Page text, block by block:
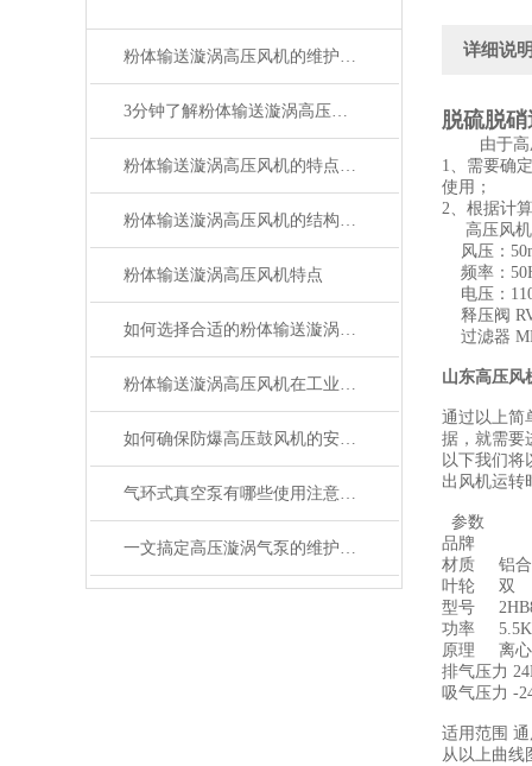
粉体输送漩涡高压风机的维护和保养措施
3分钟了解粉体输送漩涡高压风机的应用范围
粉体输送漩涡高压风机的特点，你知道几个？
粉体输送漩涡高压风机的结构特点及原理
粉体输送漩涡高压风机特点
如何选择合适的粉体输送漩涡高压风机
粉体输送漩涡高压风机在工业中的应用
如何确保防爆高压鼓风机的安全运行？
气环式真空泵有哪些使用注意事项
一文搞定高压漩涡气泵的维护与保养要点
详细说
脱硫脱
由于高压
1、需要确
使用；
2、根据计
高压风机
风压：
频率：
电压：
释压阀
过滤器
山东高压风
通过以上简
据，就需要
以下我们将
出风机运转
参数
品
材质 铝
叶轮 双
型号
功率
原理 离心
排气压力
吸气压力
适用范围
从以上曲线